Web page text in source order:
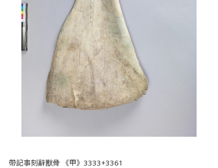
帶記事刻辭獸骨 《甲》3333+3361